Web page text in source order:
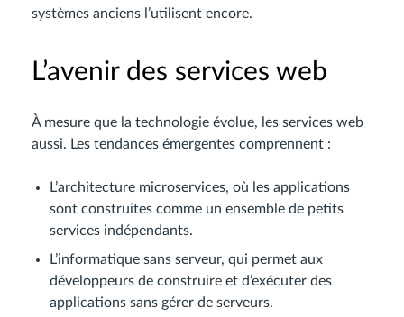
systèmes anciens l’utilisent encore.
L’avenir des services web
À mesure que la technologie évolue, les services web
aussi. Les tendances émergentes comprennent :
L’architecture microservices, où les applications
sont construites comme un ensemble de petits
services indépendants.
L’informatique sans serveur, qui permet aux
développeurs de construire et d’exécuter des
applications sans gérer de serveurs.